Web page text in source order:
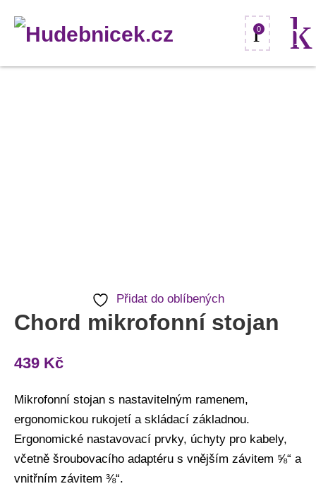
0
Přidat do oblíbených
Chord mikrofonní stojan
439 Kč
Mikrofonní stojan s nastavitelným ramenem,
ergonomickou rukojetí a skládací základnou.
Ergonomické nastavovací prvky, úchyty pro kabely,
včetně šroubovacího adaptéru s vnějším závitem ⅝“ a
vnitřním závitem ⅜“.